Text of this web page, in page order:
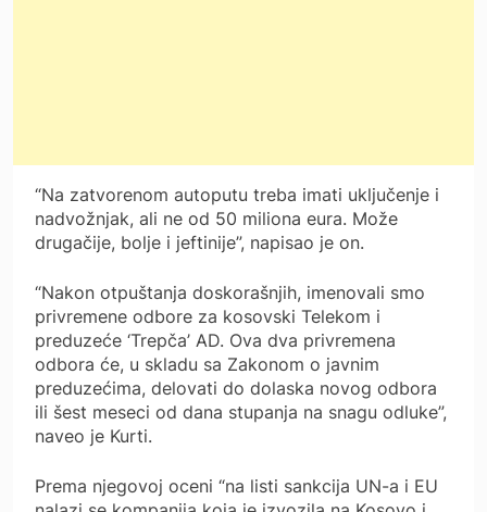
“Na zatvorenom autoputu treba imati uključenje i
nadvožnjak, ali ne od 50 miliona eura. Može
drugačije, bolje i jeftinije”, napisao je on.
“Nakon otpuštanja doskorašnjih, imenovali smo
privremene odbore za kosovski Telekom i
preduzeće ‘Trepča’ AD. Ova dva privremena
odbora će, u skladu sa Zakonom o javnim
preduzećima, delovati do dolaska novog odbora
ili šest meseci od dana stupanja na snagu odluke”,
naveo je Kurti.
Prema njegovoj oceni “na listi sankcija UN-a i EU